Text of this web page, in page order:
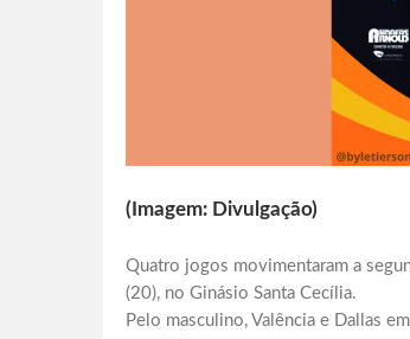
(Imagem: Divulgação)
Quatro jogos movimentaram a
(20), no Ginásio Santa Cecília.
Pelo masculino, Valência e Dallas